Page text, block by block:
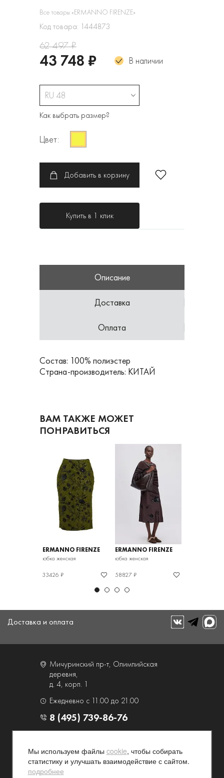
Все товары «ERMANNO FIRENZE»
Код товара: 1444873
62 497 ₽
43 748 ₽ В наличии
RU 48
Как выбрать размер?
Цвет:
Добавить в корзину
Купить в 1 клик
Описание
Доставка
Оплата
Состав: 100% полиэстер
Страна-производитель: КИТАЙ
ВАМ ТАКЖЕ МОЖЕТ
ПОНРАВИТЬСЯ
ERMANNO FIRENZE
юбка женская
33426 ₽
ERMANNO FIRENZE
юбка женская
58827 ₽
Доставка и оплата
Мичуринский пр-т, Олимпийская
деревня,
д. 4, корп. 1
Ежедневно с 11.00 до 21.00
8 (495) 739-86-76
Контакты и схема проезда
Наши преимущества
Программа лояльности
Мы используем файлы cookie, чтобы собирать
статистику и улучшать взаимодействие с сайтом.
подробнее